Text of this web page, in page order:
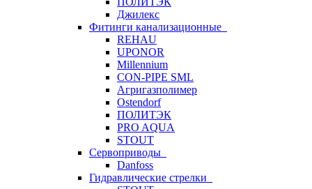
Джилекс
Фитинги канализационные
REHAU
UPONOR
Millennium
CON-PIPE SML
Агригазполимер
Ostendorf
ПОЛИТЭК
PRO AQUA
STOUT
Сервоприводы
Danfoss
Гидравлические стрелки